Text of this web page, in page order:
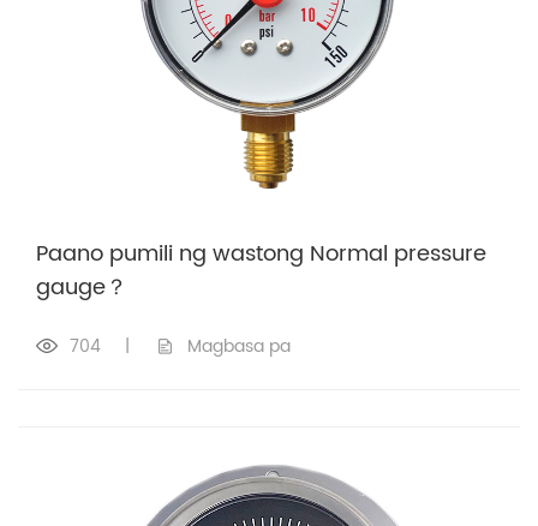
Paano pumili ng wastong Normal pressure
gauge？
704 | Magbasa pa